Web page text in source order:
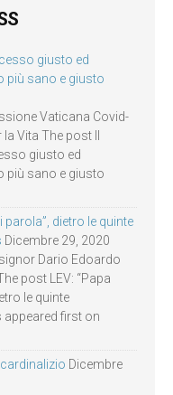
giusto ed
più sano e giusto
Vaticana Covid-
Vita The post Il
giusto ed
più sano e giusto
parola”, dietro le quinte
Dicembre 29, 2020
Dario Edoardo
post LEV: “Papa
le quinte
appeared first on
Dicembre